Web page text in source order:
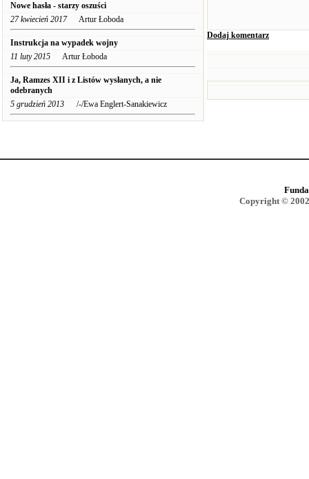
Nowe hasła - starzy oszuści
27 kwiecień 2017Artur Łoboda
Instrukcja na wypadek wojny
11 luty 2015 Artur Łoboda
Ja, Ramzes XII i z Listów wysłanych, a nie
odebranych
5 grudzień 2013 /-/Ewa Englert-Sanakiewicz
Dodaj komentarz
Copyright ©